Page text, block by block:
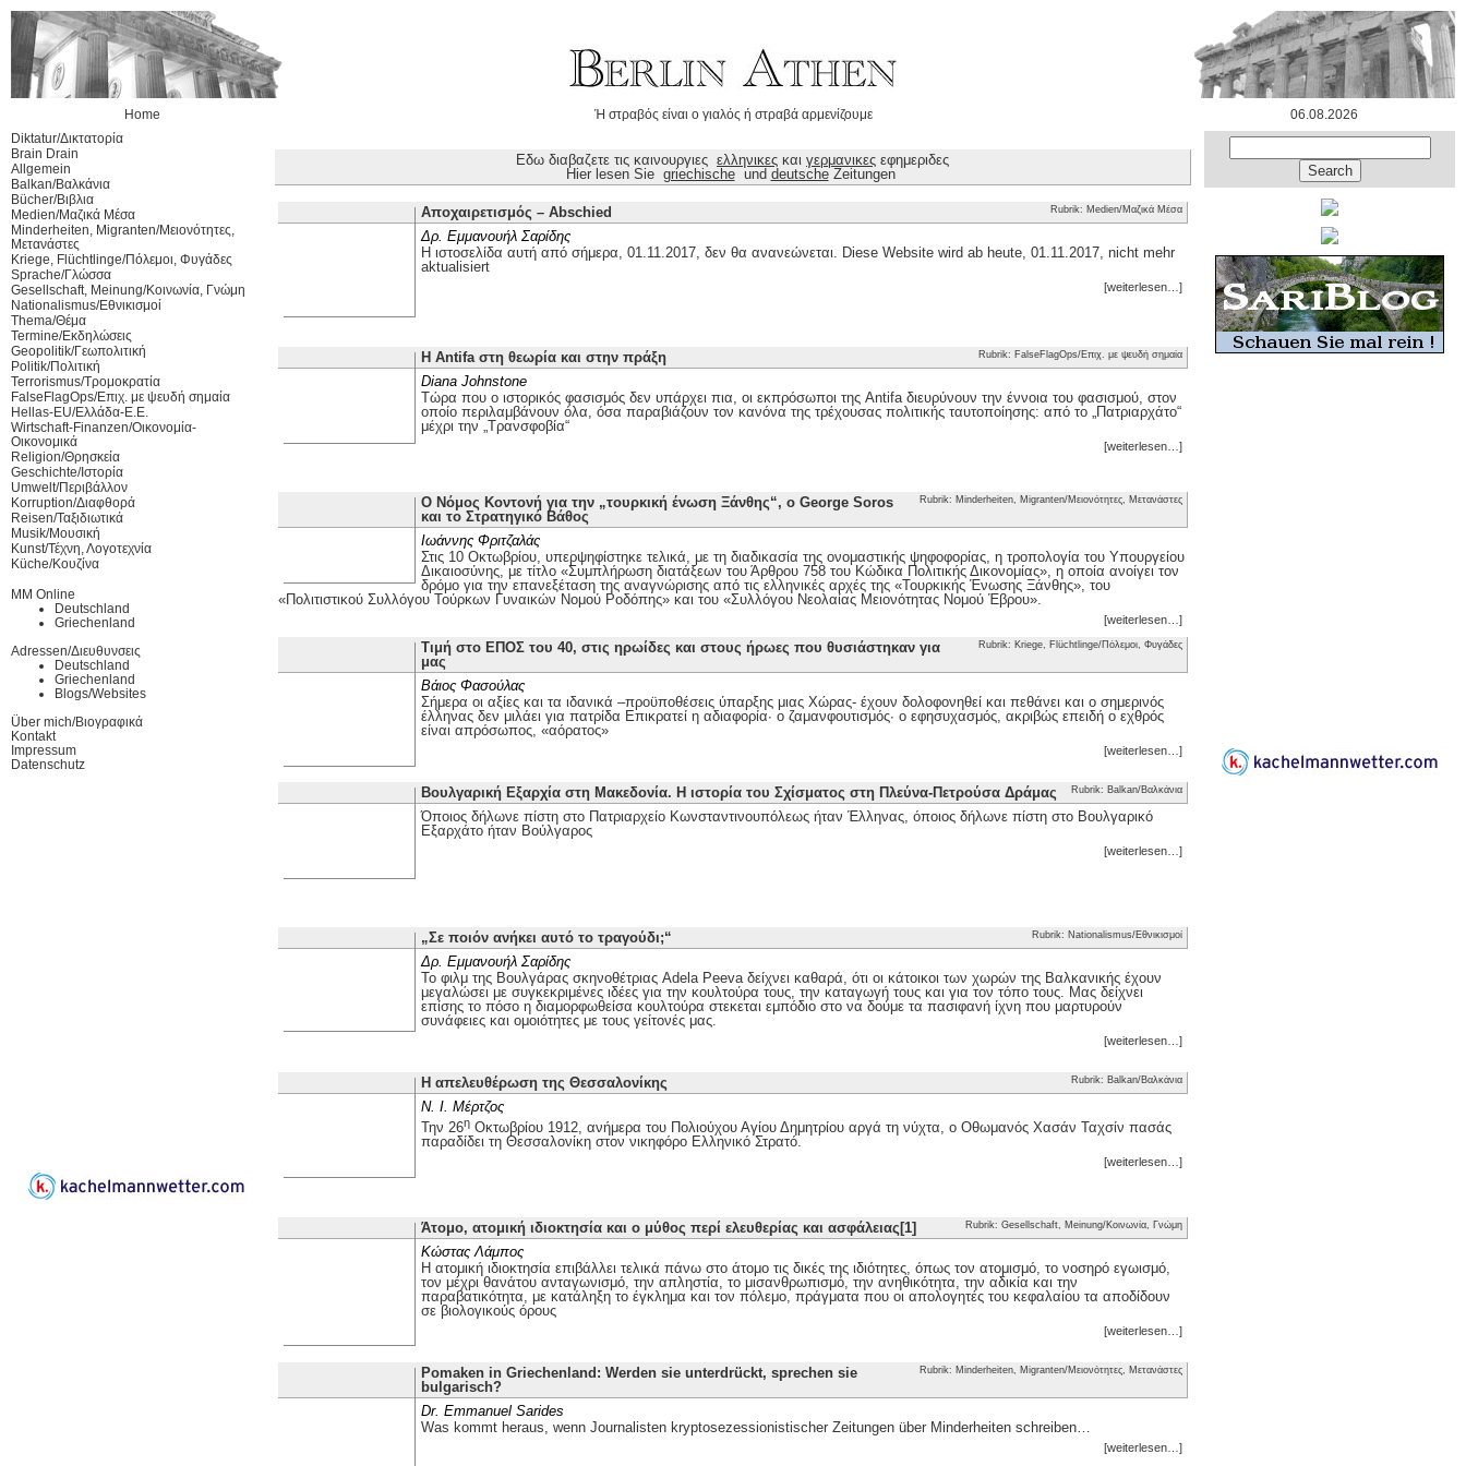
Home Ή στραβός είναι ο γιαλός ή στραβά αρμενίζουμε
06.08.2026
Diktatur/Δικτατορία
Brain Drain
Allgemein
Balkan/Βαλκάνια
Bücher/Βιβλια
Medien/Μαζικά Μέσα
Minderheiten, Migranten/Μειονότητες,
Μετανάστες
Kriege, Flüchtlinge/Πόλεμοι, Φυγάδες
Sprache/Γλώσσα
Gesellschaft, Meinung/Κοινωνία, Γνώμη
Nationalismus/Εθνικισμοί
Thema/Θέμα
Termine/Εκδηλώσεις
Geopolitik/Γεωπολιτική
Politik/Πολιτική
Terrorismus/Τρομοκρατία
FalseFlagOps/Επιχ. με ψευδή σημαία
Hellas-EU/Ελλάδα-Ε.Ε.
Wirtschaft-Finanzen/Οικονομία-
Οικονομικά
Religion/Θρησκεία
Geschichte/Ιστορία
Umwelt/Περιβάλλον
Korruption/Διαφθορά
Reisen/Ταξιδιωτικά
Musik/Μουσική
Kunst/Τέχνη, Λογοτεχνία
Küche/Κουζίνα
MM Online
Deutschland
Griechenland
Adressen/Διευθυνσεις
Deutschland
Griechenland
Blogs/Websites
Über mich/Βιογραφικά
Kontakt
Impressum
Datenschutz
Εδω διαβαζετε τις καινουργιες ελληνικες και γερμανικες εφημεριδες
Hier lesen Sie griechischeund deutscheZeitungen
Rubrik: Medien/Μαζικά Μέσα
Αποχαιρετισμός – Abschied
Δρ. Εμμανουήλ Σαρίδης
Η ιστοσελίδα αυτή από σήμερα, 01.11.2017, δεν θα ανανεώνεται. Diese Website wird ab heute, 01.11.2017, nicht mehr
aktualisiert
[weiterlesen…]
Rubrik: FalseFlagOps/Επιχ. με ψευδή σημαία
Η Antifa στη θεωρία και στην πράξη
Diana Johnstone
Τώρα που ο ιστορικός φασισμός δεν υπάρχει πια, οι εκπρόσωποι της Antifa διευρύνουν την έννοια του φασισμού, στον
οποίο περιλαμβάνουν όλα, όσα παραβιάζουν τον κανόνα της τρέχουσας πολιτικής ταυτοποίησης: από το „Πατριαρχάτο“
μέχρι την „Τρανσφοβία“
[weiterlesen…]
Rubrik: Minderheiten, Migranten/Μειονότητες, Μετανάστες
Ο Νόμος Κοντονή για την „τουρκική ένωση Ξάνθης“, ο George Soros
και το Στρατηγικό Βάθος
Ιωάννης Φριτζαλάς
Στις 10 Οκτωβρίου, υπερψηφίστηκε τελικά, με τη διαδικασία της ονομαστικής ψηφοφορίας, η τροπολογία του Υπουργείου
Δικαιοσύνης, με τίτλο «Συμπλήρωση διατάξεων του Άρθρου 758 του Κώδικα Πολιτικής Δικονομίας», η οποία ανοίγει τον
δρόμο για την επανεξέταση της αναγνώρισης από τις ελληνικές αρχές της «Τουρκικής Ένωσης Ξάνθης», του
«Πολιτιστικού Συλλόγου Τούρκων Γυναικών Νομού Ροδόπης» και του «Συλλόγου Νεολαίας Μειονότητας Νομού Έβρου».
[weiterlesen…]
Rubrik: Kriege, Flüchtlinge/Πόλεμοι, Φυγάδες
Τιμή στο ΕΠΟΣ του 40, στις ηρωίδες και στους ήρωες που θυσιάστηκαν για
μας
Βάιος Φασούλας
Σήμερα οι αξίες και τα ιδανικά –προϋποθέσεις ύπαρξης μιας Χώρας- έχουν δολοφονηθεί και πεθάνει και ο σημερινός
έλληνας δεν μιλάει για πατρίδα Επικρατεί η αδιαφορία· ο ζαμανφουτισμός· ο εφησυχασμός, ακριβώς επειδή ο εχθρός
είναι απρόσωπος, «αόρατος»
[weiterlesen…]
Rubrik: Balkan/Βαλκάνια
Βουλγαρική Εξαρχία στη Μακεδονία. Η ιστορία του Σχίσματος στη Πλεύνα-Πετρούσα Δράμας
Όποιος δήλωνε πίστη στο Πατριαρχείο Κωνσταντινουπόλεως ήταν Έλληνας, όποιος δήλωνε πίστη στο Βουλγαρικό
Εξαρχάτο ήταν Βούλγαρος
[weiterlesen…]
Rubrik: Nationalismus/Εθνικισμοί
„Σε ποιόν ανήκει αυτό το τραγούδι;“
Δρ. Εμμανουήλ Σαρίδης
Το φιλμ της Βουλγάρας σκηνοθέτριας Adela Peeva δείχνει καθαρά, ότι οι κάτοικοι των χωρών της Βαλκανικής έχουν
μεγαλώσει με συγκεκριμένες ιδέες για την κουλτούρα τους, την καταγωγή τους και για τον τόπο τους. Μας δείχνει
επίσης το πόσο η διαμορφωθείσα κουλτούρα στεκεται εμπόδιο στο να δούμε τα πασιφανή ίχνη που μαρτυρούν
συνάφειες και ομοιότητες με τους γείτονές μας.
[weiterlesen…]
Rubrik: Balkan/Βαλκάνια
Η απελευθέρωση της Θεσσαλονίκης
Ν. Ι. Μέρτζος
Την 26η Οκτωβρίου 1912, ανήμερα του Πολιούχου Αγίου Δημητρίου αργά τη νύχτα, ο Οθωμανός Χασάν Ταχσίν πασάς
παραδίδει τη Θεσσαλονίκη στον νικηφόρο Ελληνικό Στρατό.
[weiterlesen…]
Rubrik: Gesellschaft, Meinung/Κοινωνία, Γνώμη
Άτομο, ατομική ιδιοκτησία και ο μύθος περί ελευθερίας και ασφάλειας[1]
Κώστας Λάμπος
Η ατομική ιδιοκτησία επιβάλλει τελικά πάνω στο άτομο τις δικές της ιδιότητες, όπως τον ατομισμό, το νοσηρό εγωισμό,
τον μέχρι θανάτου ανταγωνισμό, την απληστία, το μισανθρωπισμό, την ανηθικότητα, την αδικία και την
παραβατικότητα, με κατάληξη το έγκλημα και τον πόλεμο, πράγματα που οι απολογητές του κεφαλαίου τα αποδίδουν
σε βιολογικούς όρους
[weiterlesen…]
Rubrik: Minderheiten, Migranten/Μειονότητες, Μετανάστες
Pomaken in Griechenland: Werden sie unterdrückt, sprechen sie
bulgarisch?
Dr. Emmanuel Sarides
Was kommt heraus, wenn Journalisten kryptosezessionistischer Zeitungen über Minderheiten schreiben…
[weiterlesen…]